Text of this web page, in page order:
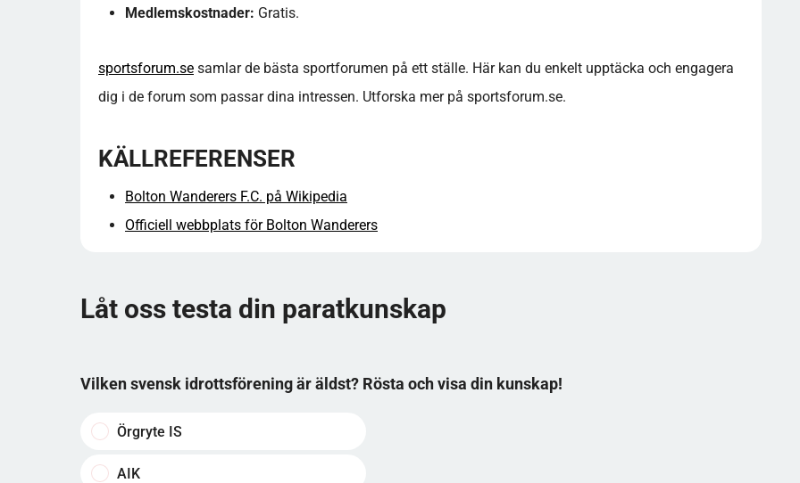
Medlemskostnader: Gratis.
sportsforum.se samlar de bästa sportforumen på ett ställe. Här kan du enkelt upptäcka och engagera
dig i de forum som passar dina intressen. Utforska mer på sportsforum.se.
KÄLLREFERENSER
Bolton Wanderers F.C. på Wikipedia
Officiell webbplats för Bolton Wanderers
Låt oss testa din paratkunskap
Vilken svensk idrottsförening är äldst? Rösta och visa din kunskap!
Örgryte IS
AIK